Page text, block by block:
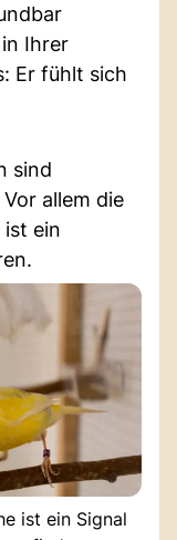
Ihrer
Er fühlt sich
sind
allem die
ist ein
ist ein Signal